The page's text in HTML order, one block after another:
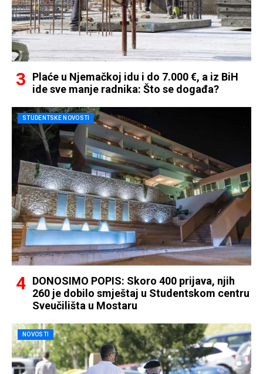
Plaće u Njemačkoj idu i do 7.000 €, a iz BiH
ide sve manje radnika: Što se događa?
STUDENTSKE NOVOSTI
DONOSIMO POPIS: Skoro 400 prijava, njih
260 je dobilo smještaj u Studentskom centru
Sveučilišta u Mostaru
NOVOSTI